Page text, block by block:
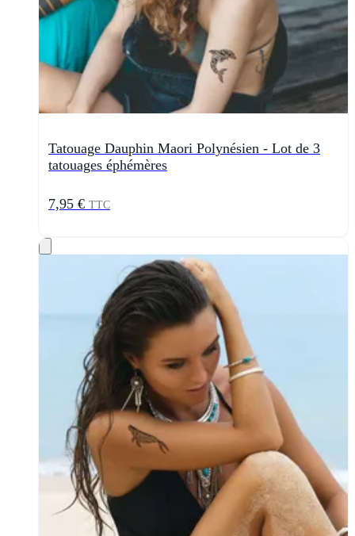
Tatouage Dauphin Maori Polynésien - Lot de 3
tatouages éphémères
7,95 € TTC